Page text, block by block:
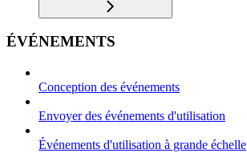
ÉVÉNEMENTS
Conception des événements
Envoyer des événements d'utilisation
Événements d'utilisation à grande échelle